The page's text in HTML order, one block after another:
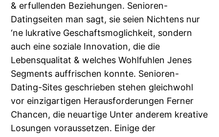
& erfullenden Beziehungen. Senioren-
Datingseiten man sagt, sie seien Nichtens nur
‘ne lukrative Geschaftsmoglichkeit, sondern
auch eine soziale Innovation, die die
Lebensqualitat & welches Wohlfuhlen Jenes
Segments auffrischen konnte. Senioren-
Dating-Sites geschrieben stehen gleichwohl
vor einzigartigen Herausforderungen Ferner
Chancen, die neuartige Unter anderem kreative
Losungen voraussetzen. Einige der